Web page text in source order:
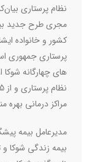
نظام پرستاری
مجری طرح جدید
کشور و خانواده
پرستاری جمهوری
های چهارگانه
مراکز درمانی بهره
مدیرعامل بیمه